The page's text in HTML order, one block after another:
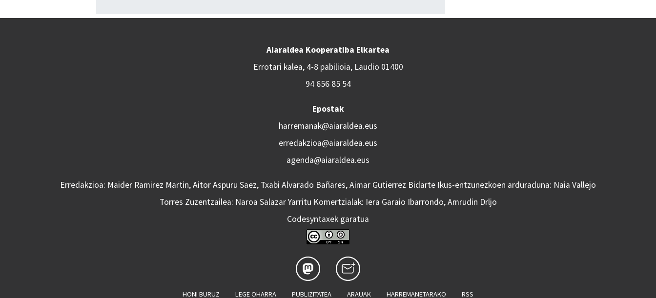
Aiaraldea Kooperatiba Elkartea
Errotari kalea, 4-8 pabilioia, Laudio 01400
94 656 85 54
Epostak
harremanak@aiaraldea.eus
erredakzioa@aiaraldea.eus
agenda@aiaraldea.eus
Erredakzioa: Maider Ramirez Martin, Aitor Aspuru Saez, Txabi Alvarado Bañares, Aimar Gutierrez Bidarte Ikus-entzunezkoen arduraduna: Naia Vallejo
Torres Zuzentzailea: Naroa Salazar Yarritu Komertzialak: Iera Garaio Ibarrondo, Amrudin Drljo
Codesyntaxek garatua
HONI BURUZ LEGE OHARRA PUBLIZITATEA ARAUAK HARREMANETARAKO RSS